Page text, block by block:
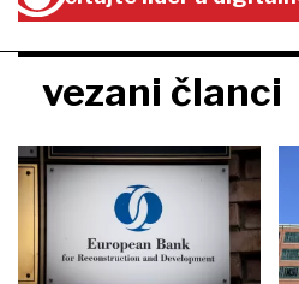
vezani članci